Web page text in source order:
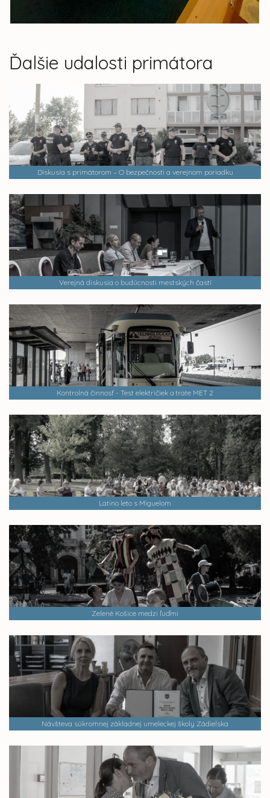
Ďalšie udalosti primátora
Diskusia s primátorom – O bezpečnosti a verejnom poriadku
Verejná diskusia o budúcnosti mestských častí
Kontrolná činnosť - Test električiek a trate MET 2
Latino leto s Miguelom
Zelené Košice medzi ľuďmi
Návšteva súkromnej základnej umeleckej školy Zádielska